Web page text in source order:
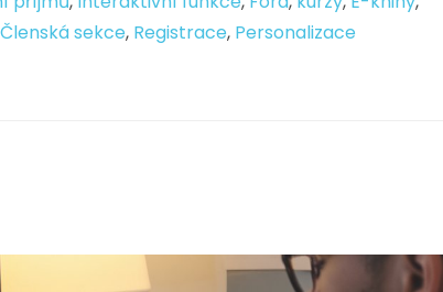
Členská sekce, Registrace, Personalizace